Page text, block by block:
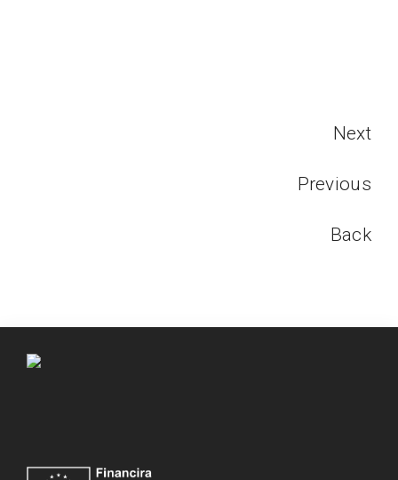
Next
Previous
Back